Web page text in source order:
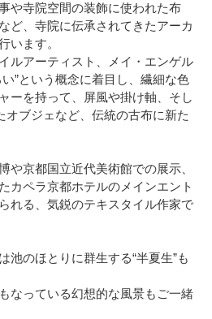
や寺院空間の装飾に使われた布
ど、寺院に伝承されてきたアーカ
います。
ルアーティスト、メイ・エンゲル
”という概念に着目し、繊細な色
ーを持って、屏風や掛け軸、そし
オブジェなど、伝統の古布に新た
や京都国立近代美術館での展示、
カペラ京都ホテルのメインエント
れる、気鋭のテキスタイル作家で
池のほとりに群生する“半夏生”も
なっている幻想的な風景もご一緒